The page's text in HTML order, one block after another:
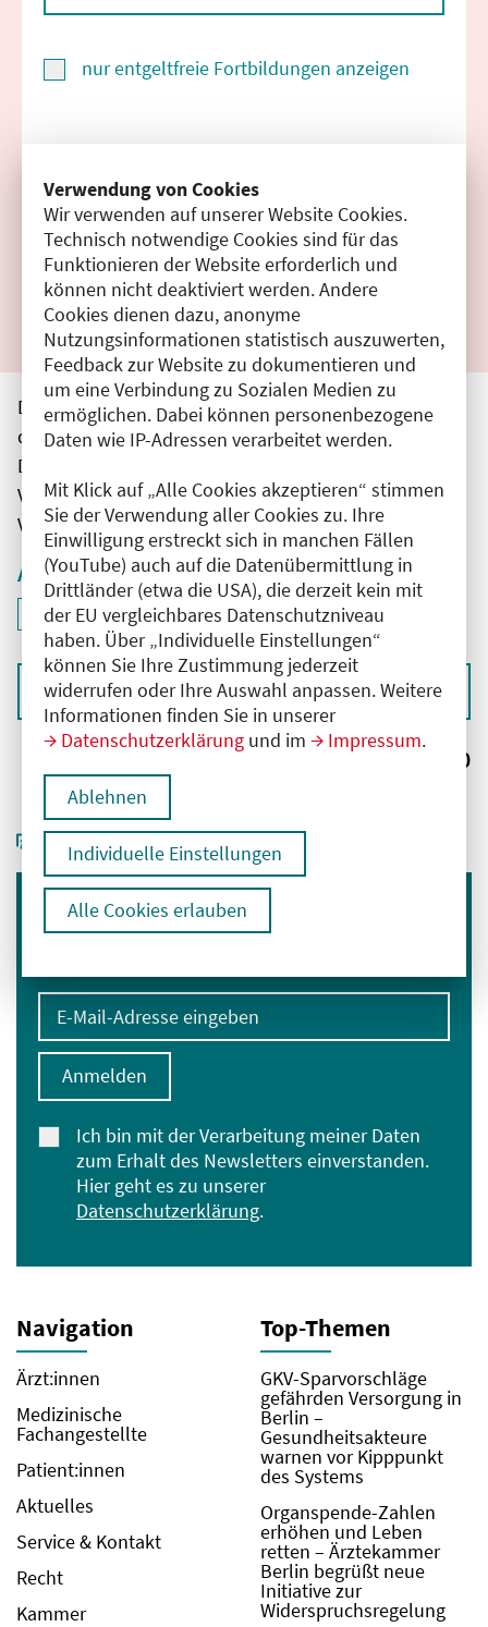
Verwendung von Cookies
Wir verwenden auf unserer Website Cookies.
Technisch notwendige Cookies sind für das
Funktionieren der Website erforderlich und
können nicht deaktiviert werden. Andere
Cookies dienen dazu, anonyme
Nutzungsinformationen statistisch auszuwerten,
Feedback zur Website zu dokumentieren und
um eine Verbindung zu Sozialen Medien zu
ermöglichen. Dabei können personenbezogene
Daten wie IP-Adressen verarbeitet werden.
Mit Klick auf „Alle Cookies akzeptieren“ stimmen
Sie der Verwendung aller Cookies zu. Ihre
Einwilligung erstreckt sich in manchen Fällen
(YouTube) auch auf die Datenübermittlung in
Drittländer (etwa die USA), die derzeit kein mit
der EU vergleichbares Datenschutzniveau
haben. Über „Individuelle Einstellungen“
können Sie Ihre Zustimmung jederzeit
widerrufen oder Ihre Auswahl anpassen. Weitere
Informationen finden Sie in unserer
Datenschutzerklärung und im Impressum.
Ablehnen
Individuelle Einstellungen
Alle Cookies erlauben
nur entgeltfreie Fortbildungen anzeigen
Filter zurücksetzen
Ergebnisse drucken
Die hier aufgeführten Veranstaltungen entsprechen
den unmittelbar vom Veranstalter getätigten Angaben.
Die Ärztekammer Berlin übernimmt keine
Verantwortung für den Inhalt, die Haftung obliegt dem
Veranstalter.
Aktive Filter
Filter
ID: ANT-2506202
deaktivieren und Suchergebnisse neu laden
Sortieren nach
Ergebnisse: 0
Immer informiert bleiben
E-Mail-Adresse eingeben
Ich bin mit der Verarbeitung meiner Daten
zum Erhalt des Newsletters einverstanden.
Hier geht es zu unserer
Datenschutzerklärung.
Anmelden
Navigation
Ärzt:innen
Medizinische
Fachangestellte
Patient:innen
Aktuelles
Service & Kontakt
Recht
Kammer
Top-Themen
GKV-Sparvorschläge
gefährden Versorgung in
Berlin –
Gesundheitsakteure
warnen vor Kipppunkt
des Systems
Organspende-Zahlen
erhöhen und Leben
retten – Ärztekammer
Berlin begrüßt neue
Initiative zur
Widerspruchsregelung